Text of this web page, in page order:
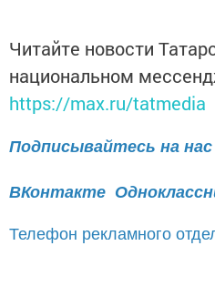
Читайте новости
национальном
https://max.ru/tatmedia
Подписывайтесь на
ВКонтакте
Телефон рекламного